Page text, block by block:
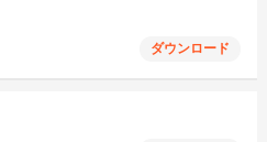
ダウンロード